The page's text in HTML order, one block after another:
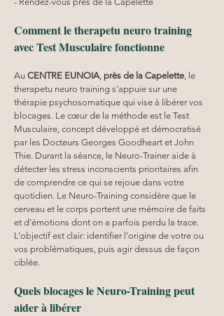
Comment le therapetu neuro training
avec Test Musculaire fonctionne
Au CENTRE EUNOIA près de la Capelette , le
therapetu neuro training s’appuie sur une
thérapie psychosomatique qui vise à libérer vos
blocages. Le cœur de la méthode est le Test
Musculaire, concept développé et démocratisé
par les Docteurs Georges Goodheart et John
Thie. Durant la séance, le Neuro-Trainer aide à
détecter les stress inconscients prioritaires afin
de comprendre ce qui se rejoue dans votre
quotidien. Le Neuro-Training considère que le
cerveau et le corps portent une mémoire de faits
et d’émotions dont on a parfois perdu la trace.
L’objectif est clair: identifier l’origine de votre ou
vos problématiques, puis agir dessus de façon
ciblée.
Quels blocages le Neuro-Training peut
aider à libérer